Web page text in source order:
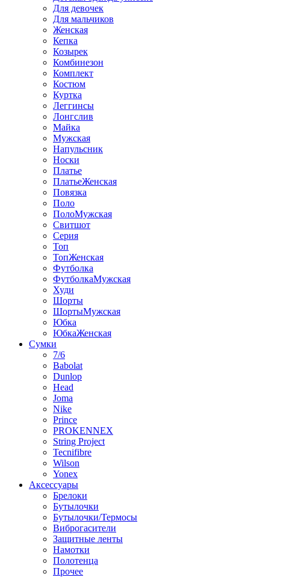
Для девочек
Для мальчиков
Женская
Кепка
Козырек
Комбинезон
Комплект
Костюм
Куртка
Леггинсы
Лонгслив
Майка
Мужская
Напульсник
Носки
Платье
ПлатьеЖенская
Повязка
Поло
ПолоМужская
Свитшот
Серия
Топ
ТопЖенская
Футболка
ФутболкаМужская
Худи
Шорты
ШортыМужская
Юбка
ЮбкаЖенская
Сумки
7/6
Babolat
Dunlop
Head
Joma
Nike
Prince
PROKENNEX
String Project
Tecnifibre
Wilson
Yonex
Аксессуары
Брелоки
Бутылочки
Бутылочки/Термосы
Виброгасители
Защитные ленты
Намотки
Полотенца
Прочее